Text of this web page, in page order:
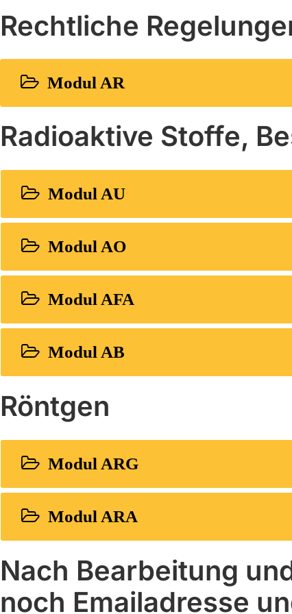
Rechtliche
Modul AR
Radioaktive Stoffe,
Modul AU
Modul AO
Modul AFA
Modul AB
Röntgen
Modul ARG
Modul ARA
Nach Bearbeitung
noch Emailadresse